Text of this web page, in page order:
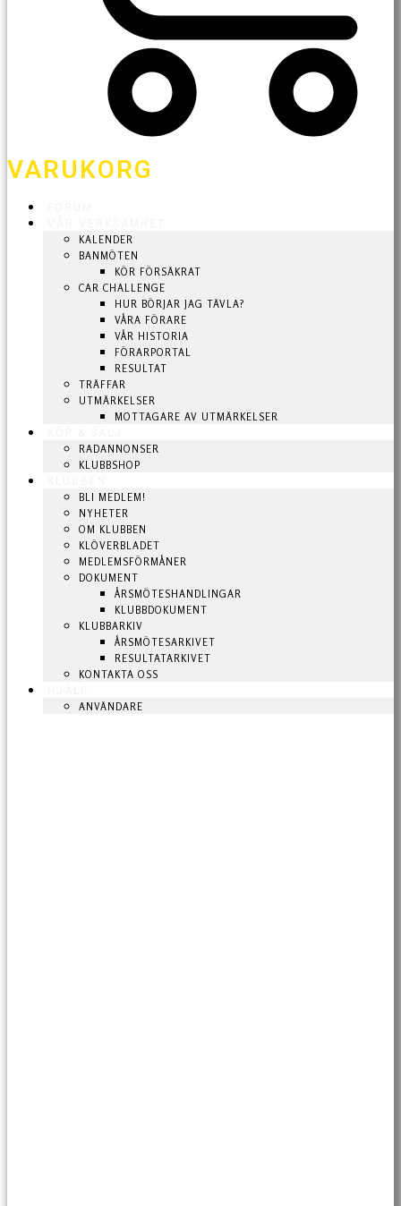
VARUKORG
KALENDER
BANMÖTEN
KÖR FÖRSÄKRAT
CAR CHALLENGE
HUR BÖRJAR JAG TÄVLA?
VÅRA FÖRARE
VÅR HISTORIA
FÖRARPORTAL
RESULTAT
TRÄFFAR
UTMÄRKELSER
MOTTAGARE AV UTMÄRKELSER
RADANNONSER
KLUBBSHOP
BLI MEDLEM!
NYHETER
OM KLUBBEN
KLÖVERBLADET
MEDLEMSFÖRMÅNER
DOKUMENT
ÅRSMÖTESHANDLINGAR
KLUBBDOKUMENT
KLUBBARKIV
ÅRSMÖTESARKIVET
RESULTATARKIVET
KONTAKTA OSS
ANVÄNDARE